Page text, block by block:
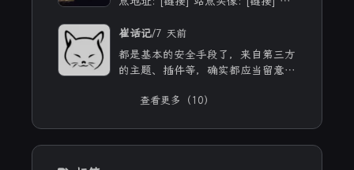
慕山河。
崔话记/7 天前
都是基本的安全手段了，来自第三方
的主题、插件等，确实都应当留意，
查看更多（10）